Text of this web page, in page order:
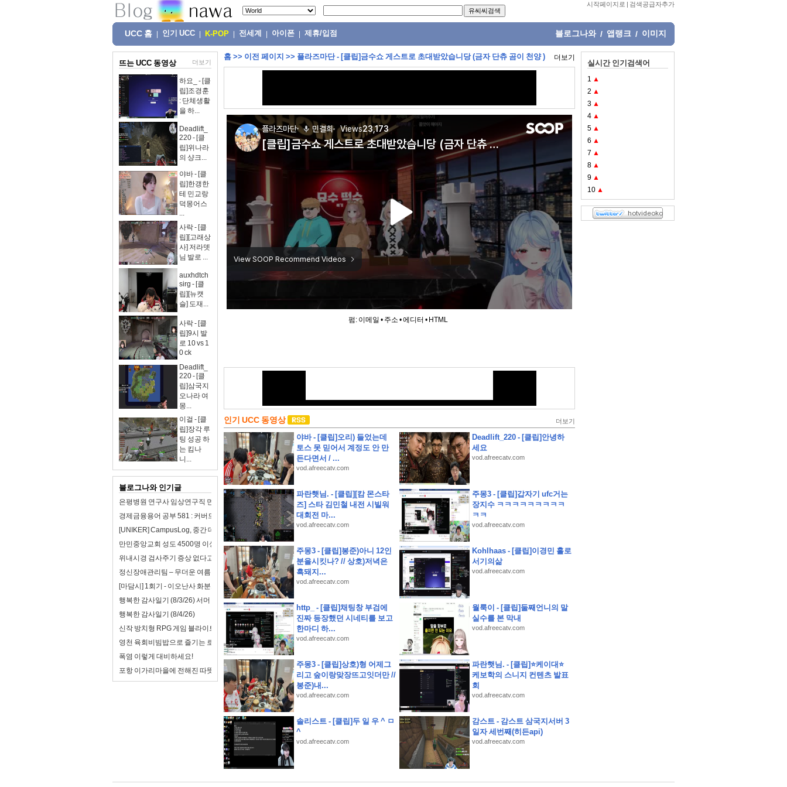
시작페이지로 | 검색공급자추가
UCC 홈 인기 UCC K-POP 전세계 아이폰 제휴/입점 블로그나와 / 앱랭크 / 이미지
뜨는 UCC 동영상 더보기
하요_ - [클
립]조경훈
: 단체생활
을 하...
Deadlift_
220 - [클
립]위나라
의 샹크...
야바 - [클
립]한갱한
테 민교랑
덕몽어스
...
사락 - [클
립][고래상
사] 저라뎃
님 발로 ...
auxhdtch
sirg - [클
립][뉴캣
슬] 도재...
사락 - [클
립]9시 발
로 10 vs 1
0 ck
Deadlift_
220 - [클
립]삼국지
오나라 여
몽...
이걸 - [클
립]장각 루
팅 성공 하
는 킴나
니...
블로그나와 인기글
은평병원 연구사 임상연구직 면접 합격자료 자기소개 스크립트 및 실제 면접 합격 답안
경제금융용어 공부 581 : 커버드본드(이중상환청구권부 채권)
[UNIKER] CampusLog, 중간 데모를 앞두고 제품을 다듬고 실제 크루들 앞에서 시연하다
만민중앙교회 성도 4500명 이상 탈출 시킨 김성훈전도사 활약
위내시경 검사주기 증상 없다고 미루면 안 되는 이유
정신장애관리팀 – 무더운 여름 속, 함께하는 8월 이야기
[마담시] 1회기 - 이오난사 화분트레이
행복한 감사일기 (8/3/26) 서머 캠프 첫 날
행복한 감사일기 (8/4/26)
신작 방치형 RPG 게임 블라이트 워 : 사후 처리국 런칭 플레이 후기
영천 육회비빔밥으로 즐기는 로컬 미식 여행!
폭염 이렇게 대비하세요!
포항 이가리마을에 전해진 따뜻한 한 그릇, 우남회 짜장면 봉사와 살풀이 공연
홈 >> 이전 페이지 >> 플라즈마단 - [클립]금수쇼 게스트로 초대받았습니당 (금자 단츄 곰이 천양 ) 더보기
펌: 이메일 • 주소 •에디터 • HTML
인기 UCC 동영상 더보기
야바 - [클립]오리) 들었는데
토스 못 믿어서 계정도 안 만
든다면서 / ...
vod.afreecatv.com
Deadlift_220 - [클립]안녕하
세요
vod.afreecatv.com
파란햇님. - [클립][캄 몬스타
즈] 스타 김민철 내전 시빌워
대회전 마...
vod.afreecatv.com
주몽3 - [클립]갑자기 ufc거는
장지수 ㅋㅋㅋㅋㅋㅋㅋㅋㅋ
ㅋㅋ
vod.afreecatv.com
주몽3 - [클립]봉준)아니 12인
분을시킷나? // 상호)저녁은
흑돼지...
vod.afreecatv.com
Kohlhaas - [클립]이경민 홀로
서기의삶
vod.afreecatv.com
http_ - [클립]채팅창 부검에
진짜 등장했던 시네티를 보고
한마디 하...
vod.afreecatv.com
월룩이 - [클립]둘째언니의 말
실수를 본 막내
vod.afreecatv.com
주몽3 - [클립]상호)형 어제그
리고 숲이랑맞장뜨고잇더만 //
봉준)내...
vod.afreecatv.com
파란햇님. - [클립]⭐케이대⭐
케보학의 스니지 컨텐츠 발표
회
vod.afreecatv.com
솔리스트 - [클립]두 일 우 ^ ㅁ
^
vod.afreecatv.com
감스트 - 감스트 삼국지서버 3
일자 세번째(히든api)
vod.afreecatv.com
실시간 인기검색어
1 ▲
2 ▲
3 ▲
4 ▲
5 ▲
6 ▲
7 ▲
8 ▲
9 ▲
10 ▲